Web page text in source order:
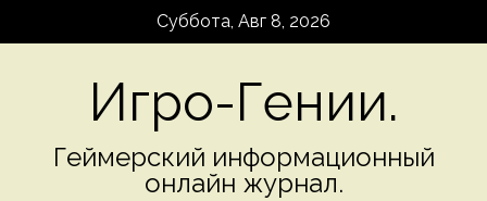
Суббота, Авг 8, 2026
Игро-Гении.
Геймерский информационный
онлайн журнал.